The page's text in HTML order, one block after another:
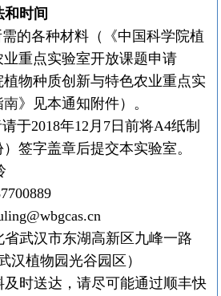
和时间
需的各种材料（《中国科学院植
重点实验室开放课题申请
物种质创新与特色农业重点实
南》见本通知附件）。
请于2018年12 月 7日前将A4纸制
签字盖章后提交本实验室。
武汉市东湖高新区九峰一路
汉植物园光谷园区）
及时送达，请尽可能通过顺丰快